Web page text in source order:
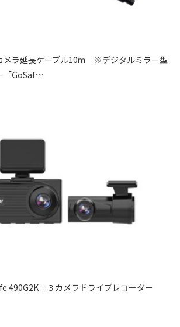
メラ延長ケーブル10ｍ ※デジタルミラー型
「GoSaf…
490G2K」３カメラドライブレコーダー